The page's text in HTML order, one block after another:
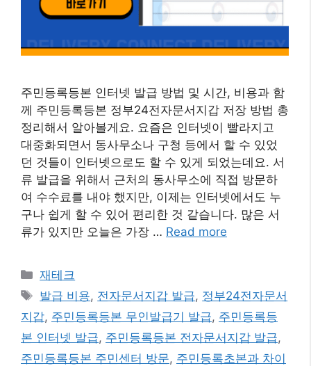
주민등록등본 인터넷 발급 방법 및 시간, 비용과 함
께 주민등록등본 정부24전자문서지갑 저장 방법 총
정리해서 알아볼게요. 요즘은 인터넷이 빨라지고
대중화되면서 동사무소나 구청 등에서 할 수 있었
던 것들이 인터넷으로도 할 수 있게 되었는데요. 서
류 발급을 위해서 근처의 동사무소에 직접 방문하
여 수수료를 내야 했지만, 이제는 인터넷에서도 누
구나 쉽게 할 수 있어 편리한 것 같습니다. 많은 서
류가 있지만 오늘은 가장 … Read more
카
테
리
재테크
태
그
발급 비용, 전자문서지갑 발급, 정부24전자문서
지갑, 주민등록등본 무인발급기 발급, 주민등록등
본 인터넷 발급, 주민등록등본 전자문서지갑 발급,
주민등록등본 주민센터 방문, 주민등록초본과 차이